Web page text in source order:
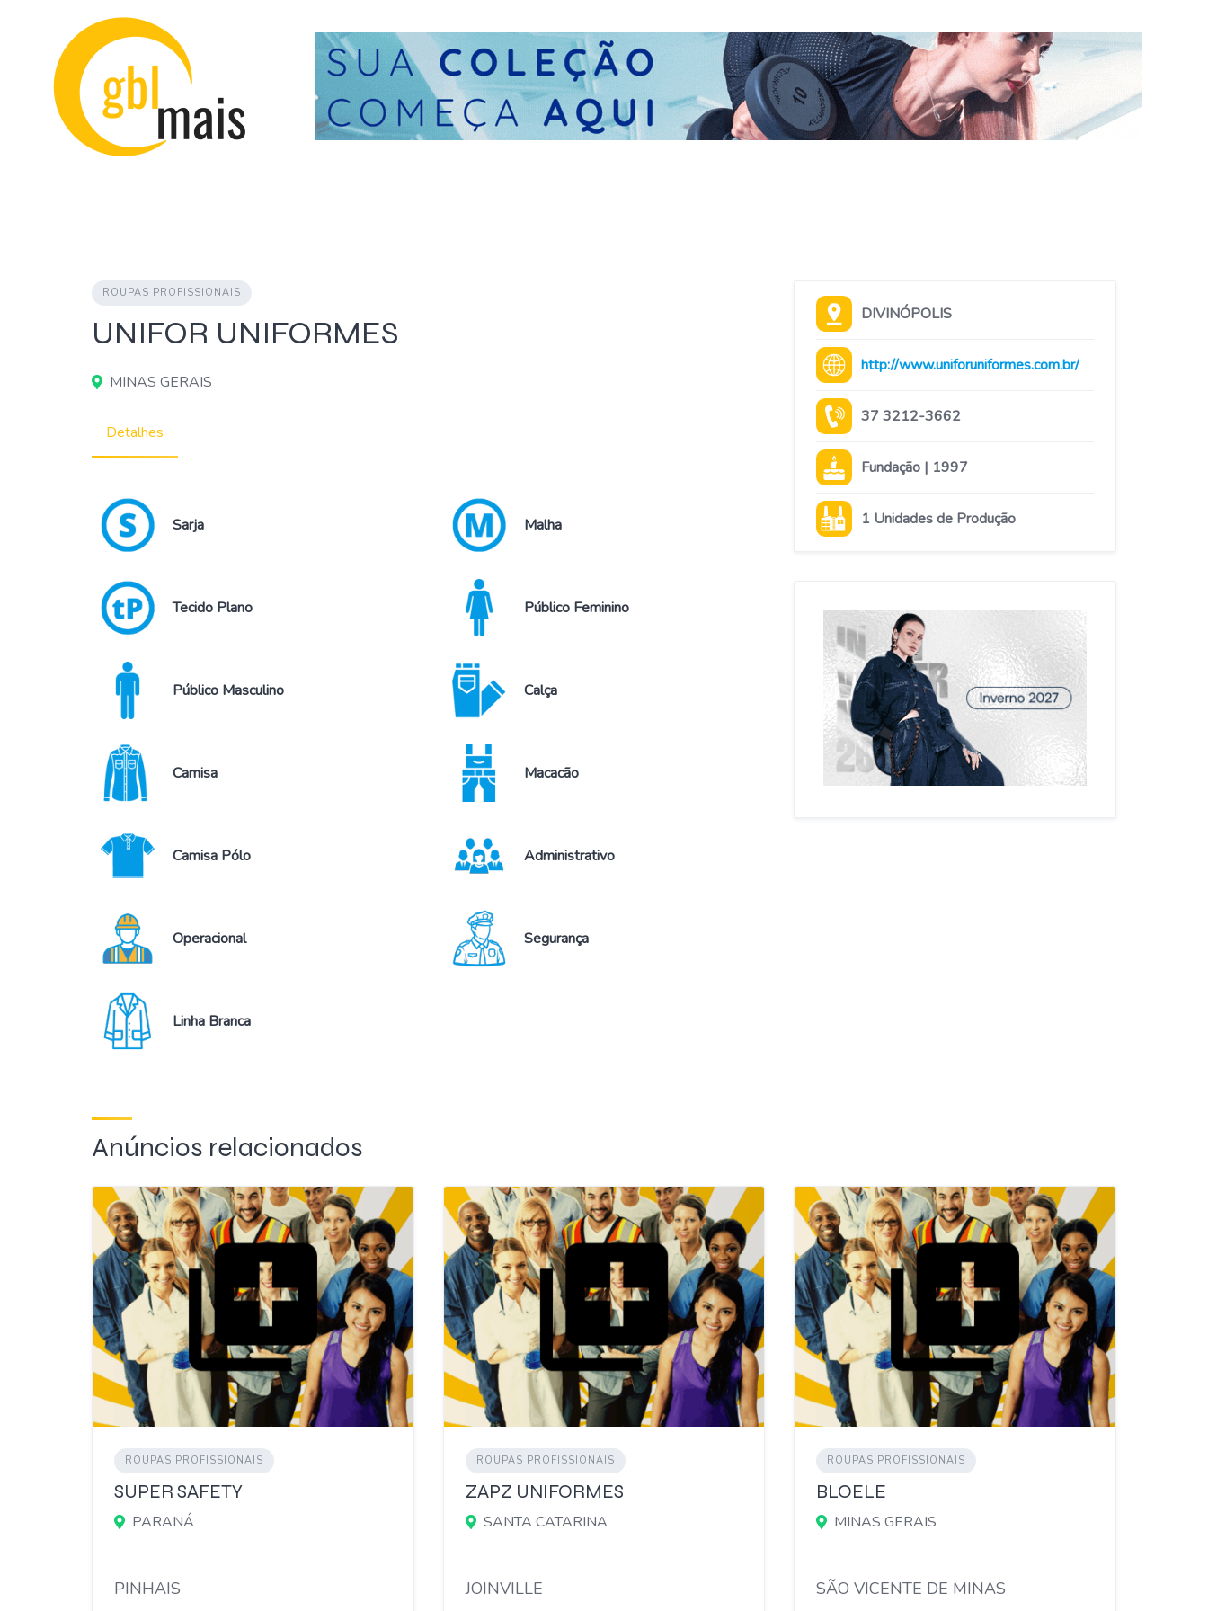
ROUPAS PROFISSIONAIS
UNIFOR UNIFORMES
MINAS GERAIS
Detalhes
Sarja Malha
Tecido Plano Público Feminino
Público Masculino Calça
Camisa Macacão
Camisa Pólo Administrativo
Operacional Segurança
Linha Branca
DIVINÓPOLIS
http://www.uniforuniformes.com.br/
37 3212-3662
Fundação | 1997
1 Unidades de Produção
Anúncios relacionados
ROUPAS PROFISSIONAIS
SUPER SAFETY
PARANÁ
PINHAIS
ROUPAS PROFISSIONAIS
ZAPZ UNIFORMES
SANTA CATARINA
JOINVILLE
ROUPAS PROFISSIONAIS
BLOELE
MINAS GERAIS
SÃO VICENTE DE MINAS